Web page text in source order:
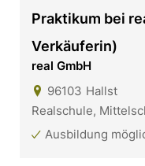
Praktikum bei
Verkäuferin)
real GmbH
96103 Hallst
Realschule,
Ausbildung